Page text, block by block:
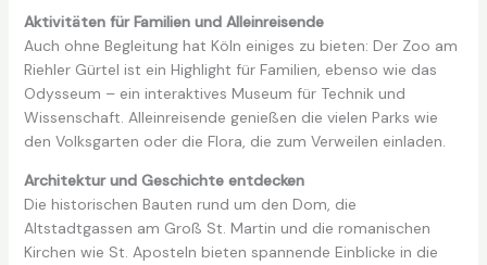
Aktivitäten für Familien und Alleinreisende
Auch ohne Begleitung hat Köln einiges zu bieten: Der Zoo am
Riehler Gürtel ist ein Highlight für Familien, ebenso wie das
Odysseum – ein interaktives Museum für Technik und
Wissenschaft. Alleinreisende genießen die vielen Parks wie
den Volksgarten oder die Flora, die zum Verweilen einladen.
Architektur und Geschichte entdecken
Die historischen Bauten rund um den Dom, die
Altstadtgassen am Groß St. Martin und die romanischen
Kirchen wie St. Aposteln bieten spannende Einblicke in die